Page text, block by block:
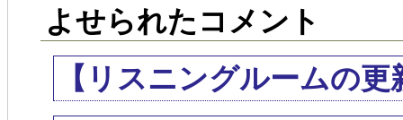
よせられたコメント
【リスニングルームの更